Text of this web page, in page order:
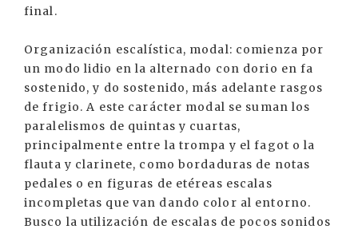
final.
Organización escalística, modal: comienza por
un modo lidio en la alternado con dorio en fa
sostenido, y do sostenido, más adelante rasgos
de frigio. A este carácter modal se suman los
paralelismos de quintas y cuartas,
principalmente entre la trompa y el fagot o la
flauta y clarinete, como bordaduras de notas
pedales o en figuras de etéreas escalas
incompletas que van dando color al entorno.
Busco la utilización de escalas de pocos sonidos